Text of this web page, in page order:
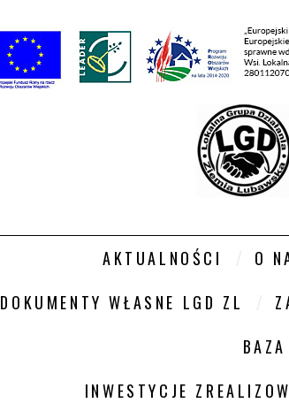
AKTUALNOŚCI O
DOKUMENTY WŁASNE LGD ZL
INWESTYCJE